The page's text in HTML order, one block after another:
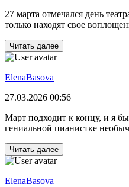
27 марта отмечался день
только находят свое
Читать далее
ElenaBasova
27.03.2026 00:56
Март подходит к концу, и я бы
гениальной пианистке
Читать далее
ElenaBasova